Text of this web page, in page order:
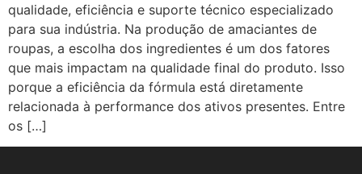
qualidade, eficiência e suporte técnico especializado
para sua indústria. Na produção de amaciantes de
roupas, a escolha dos ingredientes é um dos fatores
que mais impactam na qualidade final do produto. Isso
porque a eficiência da fórmula está diretamente
relacionada à performance dos ativos presentes. Entre
os […]